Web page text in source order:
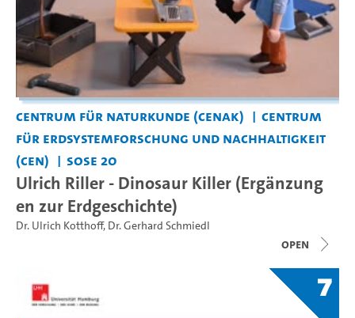
Centrum für Naturkunde (CeNak)
Centrum
für Erdsystemforschung und Nachhaltigkeit
(CEN)
SoSe 20
Ulrich Riller - Dinosaur Killer (Ergänzung
en zur Erdgeschichte)
Dr. Ulrich Kotthoff, Dr. Gerhard Schmiedl
open
7